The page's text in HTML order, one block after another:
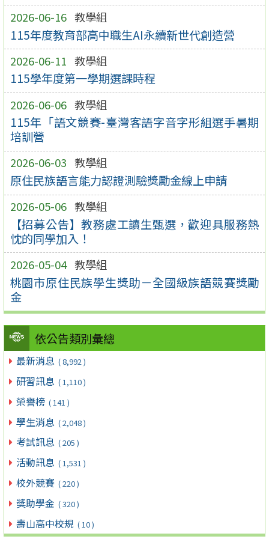
2026-06-16 教學組
115年度教育部高中職生AI永續新世代創造營
2026-06-11 教學組
115學年度第一學期選課時程
2026-06-06 教學組
115年「語文競賽-臺灣客語字音字形組選手暑期
培訓營
2026-06-03 教學組
原住民族語言能力認證測驗獎勵金線上申請
2026-05-06 教學組
【招募公告】教務處工讀生甄選，歡迎具服務熱
忱的同學加入！
2026-05-04 教學組
桃園市原住民族學生獎助－全國級族語競賽獎勵
金
依公告類別彙總
最新消息 ( 8,992 )
研習訊息 ( 1,110 )
榮譽榜 ( 141 )
學生消息 ( 2,048 )
考試訊息 ( 205 )
活動訊息 ( 1,531 )
校外競賽 ( 220 )
獎助學金 ( 320 )
壽山高中校規 ( 10 )